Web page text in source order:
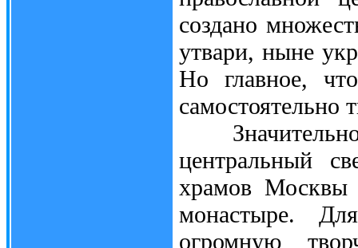
создано
утвари, ныне
Но главное,
самостоятельно
центральный
храмов Москвы
монастыре.
огромную